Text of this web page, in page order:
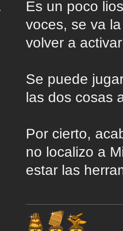
Es un poco
voces, se va
volver a
Se puede
las dos cosas
Por cierto,
no localizo a
estar las